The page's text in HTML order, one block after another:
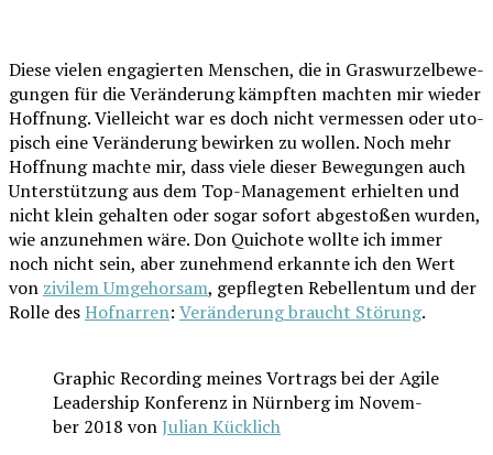
Die­se vie­len enga­gier­ten Men­schen, die in Gras­wur­zel­be­we­
gun­gen für die Ver­än­de­rung kämpf­ten mach­ten mir wie­der
Hoff­nung. Viel­leicht war es doch nicht ver­mes­sen oder uto­
pisch eine Ver­än­de­rung bewir­ken zu wol­len. Noch mehr
Hoff­nung mach­te mir, dass vie­le die­ser Bewe­gun­gen auch
Unter­stüt­zung aus dem Top-Manage­ment erhiel­ten und
nicht klein gehal­ten oder sogar sofort abge­sto­ßen wur­den,
wie anzu­neh­men wäre. Don Qui­cho­te woll­te ich immer
noch nicht sein, aber zuneh­mend erkann­te ich den Wert
von zivi­lem Umge­hor­sam, gepfleg­ten Rebel­len­tum und der
Rol­le desHof­nar­ren: Ver­än­de­rung braucht Stö­rung.
Gra­phic Recor­ding mei­nes Vor­trags bei der Agi­le
Lea­der­ship Kon­fe­renz in Nürn­berg im Novem­
ber 2018 vonJuli­an Kücklich